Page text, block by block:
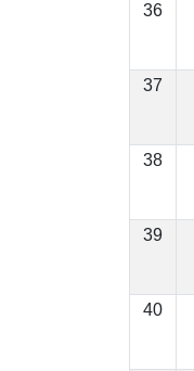
36
37
38
39
40